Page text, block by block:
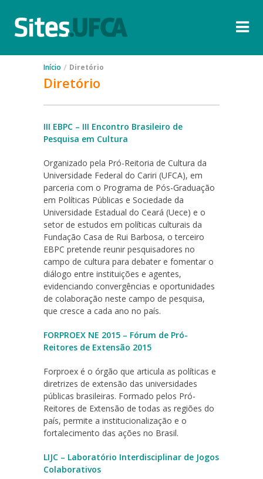
Diretório
Solicitar novo
Início / Diretório
Diretório
III EBPC – III Encontro Brasileiro de
Pesquisa em Cultura
Organizado pela Pró-Reitoria de Cultura da
Universidade Federal do Cariri (UFCA), em
parceria com o Programa de Pós-Graduação
em Políticas Públicas e Sociedade da
Universidade Estadual do Ceará (Uece) e o
setor de estudos em políticas culturais da
Fundação Casa de Rui Barbosa, o terceiro
EBPC pretende reunir pesquisadores no
campo de cultura para debater e fomentar o
diálogo entre instituições e agentes,
evidenciando convergências e oportunidades
de colaboração neste campo de pesquisa,
que cresce a cada ano no país.
FORPROEX NE 2015 – Fórum de Pró-
Reitores de Extensão 2015
Forproex é o órgão que articula as políticas e
diretrizes de extensão das universidades
públicas brasileiras. Formado pelos Pró-
Reitores de Extensão de todas as regiões do
país, permite a institucionalização e o
fortalecimento das ações no Brasil.
LIJC – Laboratório Interdisciplinar de Jogos
Colaborativos